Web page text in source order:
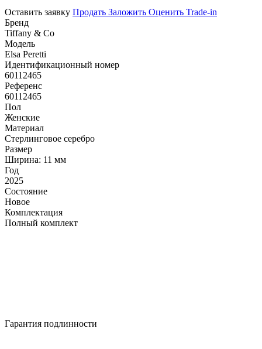
Оставить заявку Продать Заложить Оценить Trade-in
Бренд
Tiffany & Co
Модель
Elsa Peretti
Идентификационный номер
60112465
Референс
60112465
Пол
Женские
Материал
Стерлинговое серебро
Размер
Ширина: 11 мм
Год
2025
Состояние
Новое
Комплектация
Полный комплект
Гарантия подлинности